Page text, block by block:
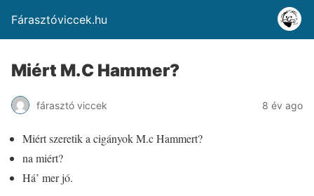
Fárasztóviccek.hu
Miért M.C Hammer?
fárasztó viccek 8 év ago
Miért szeretik a cigányok M.c Hammert?
na miért?
Há’ mer jó.